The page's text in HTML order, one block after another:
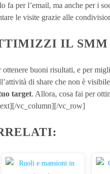
fa per l’email, ma anche per i
le visite grazie alle
IL
ottenere buoni risultati, e per
di share che non è
target. Allora, cosa fai per
vc_column][/vc_row]